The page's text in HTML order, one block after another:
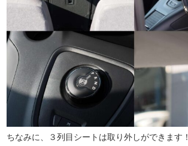
ちなみに、３列目シートは取り外しができます！